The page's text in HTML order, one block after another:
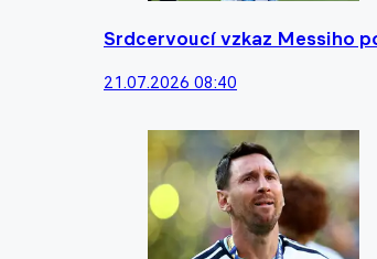
Srdcervoucí vzkaz Messiho
21.07.2026 08:40